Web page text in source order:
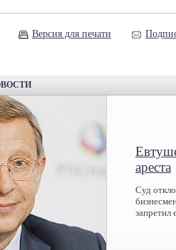
Версия для печати
ареста
Суд
запретил